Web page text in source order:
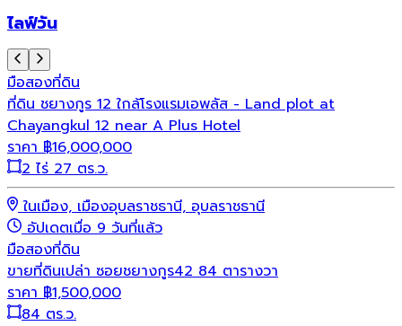
ไลฟ์วัน
มือสองที่ดิน
ที่ดิน ชยางกูร 12 ใกล้โรงแรมเอพลัส - Land plot at
Chayangkul 12 near A Plus Hotel
ราคา ฿16,000,000
2 ไร่ 27 ตร.ว.
ในเมือง, เมืองอุบลราชธานี, อุบลราชธานี
อัปเดตเมื่อ 9 วันที่แล้ว
มือสองที่ดิน
ขายที่ดินเปล่า ซอยชยางกูร42 84 ตารางวา
ราคา ฿1,500,000
84 ตร.ว.